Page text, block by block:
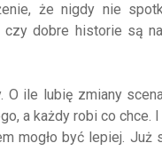
że nigdy nie
dobre historie są
ile lubię zmiany
a każdy robi co chce.
mogło być lepiej. Już